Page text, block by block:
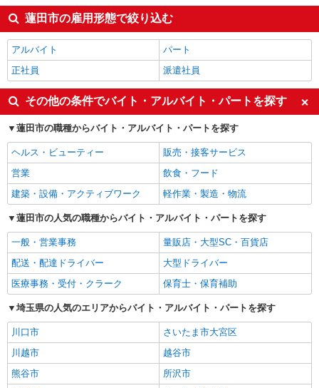
蓮田市の雇用形態で絞り込む
アルバイト
パート
正社員
派遣社員
その他の条件でバイト・アルバイト・パートを探す
蓮田市の職種からバイト・アルバイト・パートを探す
ヘルス・ビューティー
販売・接客サービス
営業
飲食・フード
建築・設備・アクティブワーク
軽作業・製造・物流
蓮田市の人気の職種からバイト・アルバイト・パートを探す
一般・営業事務
量販店・大型SC・百貨店
配送・配達ドライバー
大型ドライバー
医療事務・受付・クラーク
保育士・保育補助
埼玉県の人気のエリアからバイト・アルバイト・パートを探す
川口市
さいたま市大宮区
川越市
越谷市
熊谷市
所沢市